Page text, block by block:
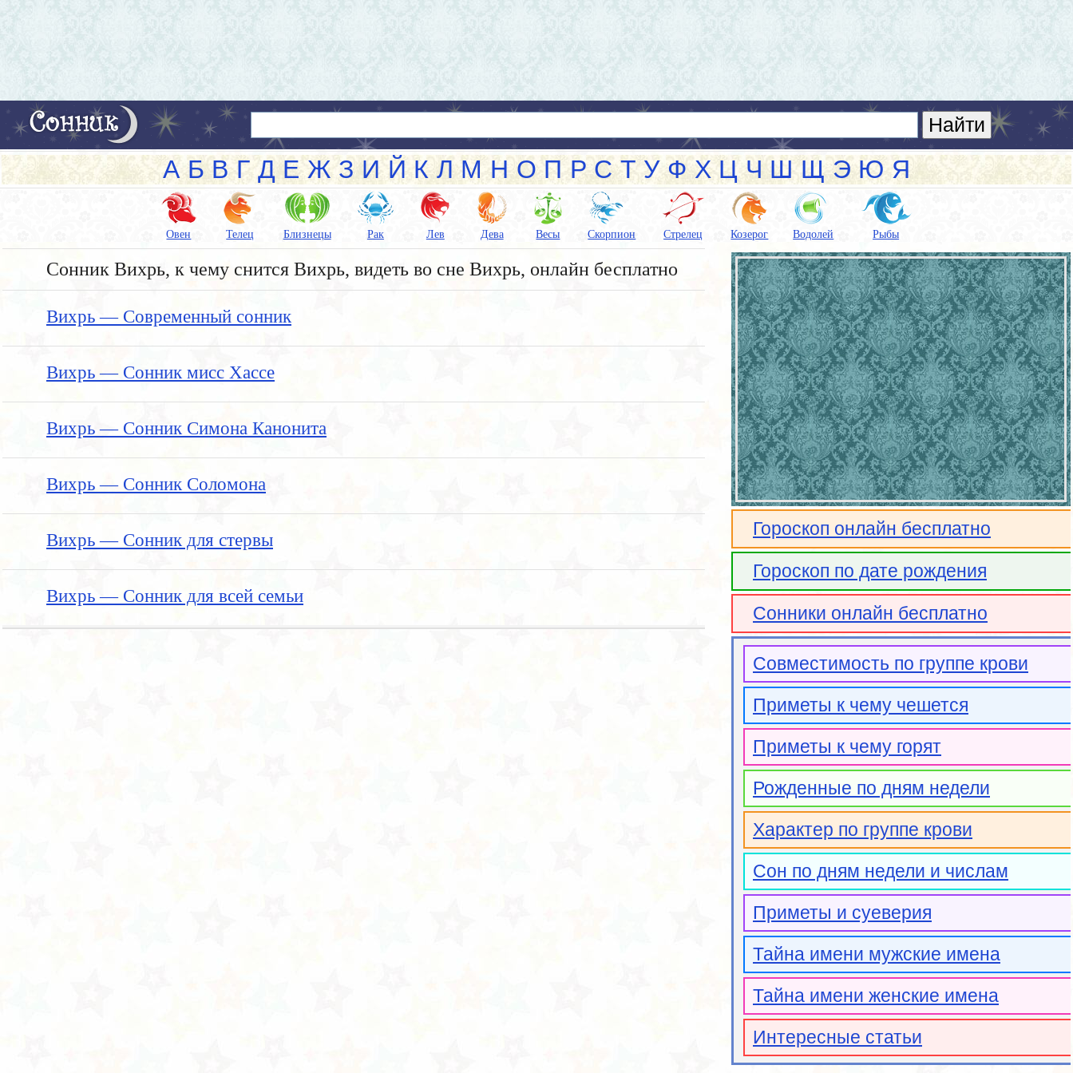
А Б В Г Д Е Ж З И Й К Л М Н О П Р С Т У Ф Х Ц Ч Ш Щ Э Ю Я
Овен Телец Близнецы Рак Лев Дева Весы Скорпион Стрелец Козерог Водолей Рыбы
Сонник Вихрь, к чему снится Вихрь, видеть во сне Вихрь, онлайн бесплатно
Вихрь — Современный сонник
Вихрь — Сонник мисс Хассе
Вихрь — Сонник Симона Канонита
Вихрь — Сонник Соломона
Вихрь — Сонник для стервы
Вихрь — Сонник для всей семьи
Гороскоп онлайн бесплатно
Гороскоп по дате рождения
Сонники онлайн бесплатно
Совместимость по группе крови
Приметы к чему чешется
Приметы к чему горят
Рожденные по дням недели
Характер по группе крови
Сон по дням недели и числам
Приметы и суеверия
Тайна имени мужские имена
Тайна имени женские имена
Интересные статьи